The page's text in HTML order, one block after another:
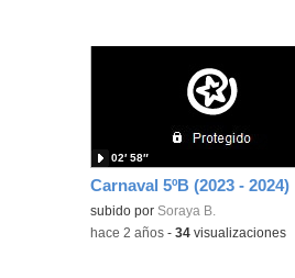
Carnaval 5ºB (2023 - 2024)
subido por Soraya B.
02′ 58″
-hace 2 años -34 visualizaciones